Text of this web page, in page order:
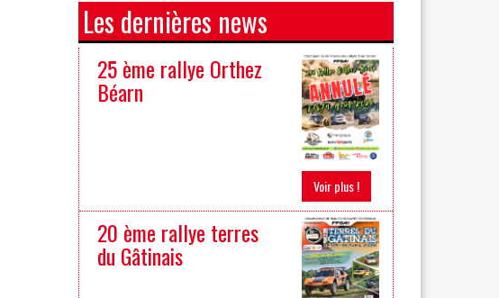
Les dernières news
25 ème rallye Orthez
Béarn
Voir plus !
20 ème rallye terres
du Gâtinais